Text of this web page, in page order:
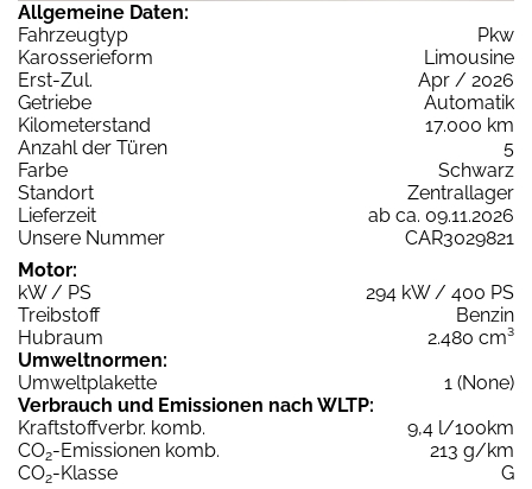
Allgemeine Daten:
Fahrzeugtyp
Pkw
Karosserieform
Limousine
Erst-Zul.
Apr / 2026
Getriebe
Automatik
Kilometerstand
17.000 km
Anzahl der Türen
5
Farbe
Schwarz
Standort
Zentrallager
Lieferzeit
ab ca. 09.11.2026
Unsere Nummer
CAR3029821
Motor:
kW / PS
294 kW / 400 PS
Treibstoff
Benzin
Hubraum
2.480 cm³
Umweltnormen:
Umweltplakette
1 (None)
Verbrauch und Emissionen nach WLTP:
Kraftstoffverbr. komb.
9,4 l/100km
CO2-Emissionen komb.
213 g/km
CO2-Klasse
G